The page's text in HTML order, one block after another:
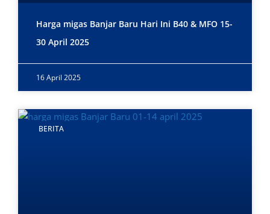
Harga migas Banjar Baru Hari Ini B40 & MFO 15-
30 April 2025
16 April 2025
BERITA